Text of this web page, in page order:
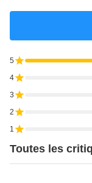
5
4
3
2
1
Toutes les